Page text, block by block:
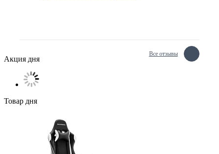
Все отзывы
Акция дня
Товар дня